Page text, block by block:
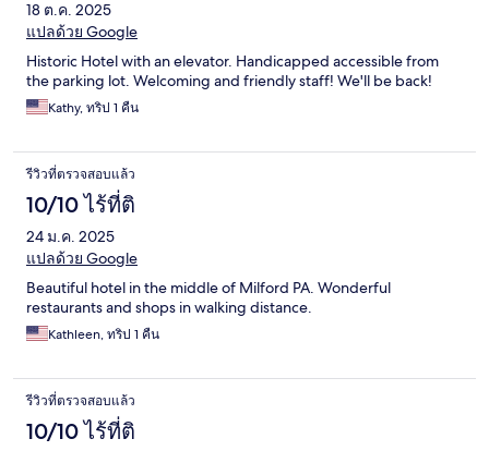
18 ต.ค. 2025
แปลด้วย Google
Historic Hotel with an elevator. Handicapped accessible from
the parking lot. Welcoming and friendly staff! We'll be back!
Kathy, ทริป 1 คืน
รีวิวที่ตรวจสอบแล้ว
10/10 ไร้ที่ติ
24 ม.ค. 2025
แปลด้วย Google
Beautiful hotel in the middle of Milford PA. Wonderful
restaurants and shops in walking distance.
Kathleen, ทริป 1 คืน
รีวิวที่ตรวจสอบแล้ว
10/10 ไร้ที่ติ